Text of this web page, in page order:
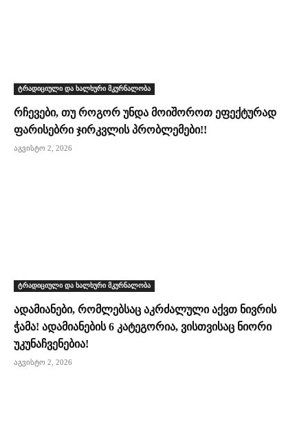
ტრადიციული და ხალხური მკურნალობა
რჩევები, თუ როგორ უნდა მოიშოროთ ეფექტურად
ფარისებრი ჯირკვლის პრობლემები!!
აგვისტო 2, 2026
ტრადიციული და ხალხური მკურნალობა
ადამიანები, რომლებსაც აკრძალული აქვთ ნივრის
ჭამა! ადამიანების 6 კატეგორია, ვისთვისაც ნიორი
უკუნაჩვენებია!
აგვისტო 2, 2026